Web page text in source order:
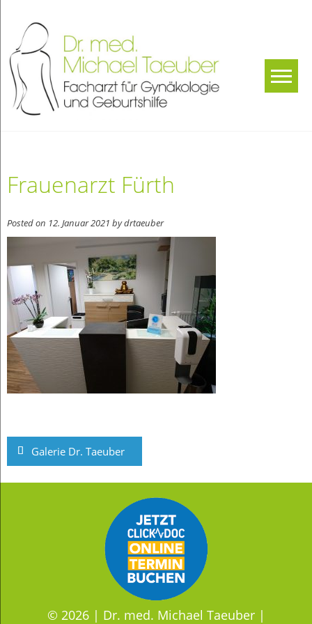
content
med.
Facharzt für
Gynäkologie und
Frauenarzt Fürth
Posted on 12. Januar 2021 bydrtaeuber
Beitragsnavigation
Galerie Dr. Taeuber
© 2026 | Dr. med. Michael Taeuber |